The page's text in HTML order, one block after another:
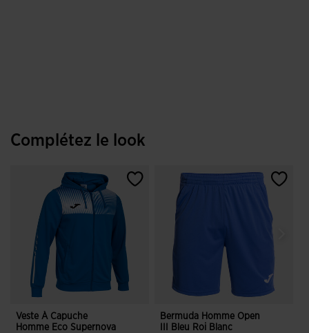
Complétez le look
Veste À Capuche
Homme Eco Supernova
Bermuda Homme Open
III Bleu Roi Blanc